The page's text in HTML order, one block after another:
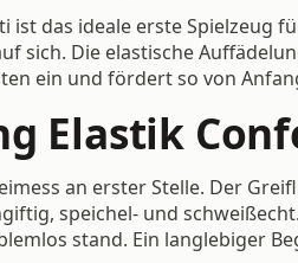
ist das ideale erste
sich. Die elastische
ein und fördert so von
Elastik
an erster Stelle. Der
speichel- und
stand. Ein langlebiger